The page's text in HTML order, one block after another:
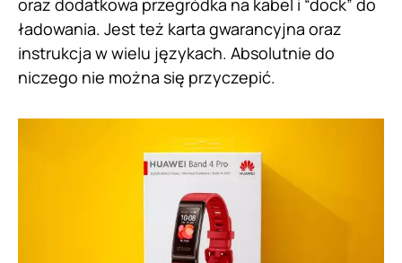
oraz dodatkowa przegródka na kabel i “dock” do
ładowania. Jest też karta gwarancyjna oraz
instrukcja w wielu językach. Absolutnie do
niczego nie można się przyczepić.